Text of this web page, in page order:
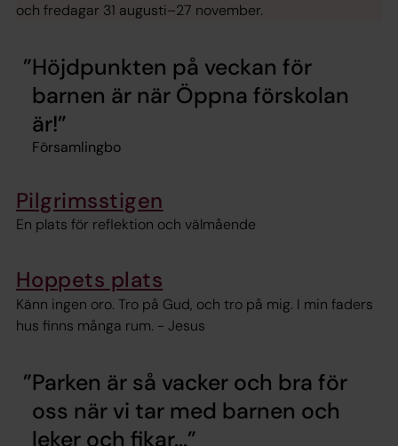
och fredagar 31 augusti–27 november.
Höjdpunkten på veckan för
barnen är när Öppna förskolan
är!
Församlingbo
Pilgrimsstigen
En plats för reflektion och välmående
Hoppets plats
Känn ingen oro. Tro på Gud, och tro på mig. I min faders
hus finns många rum. - Jesus
Parken är så vacker och bra för
oss när vi tar med barnen och
leker och fikar...